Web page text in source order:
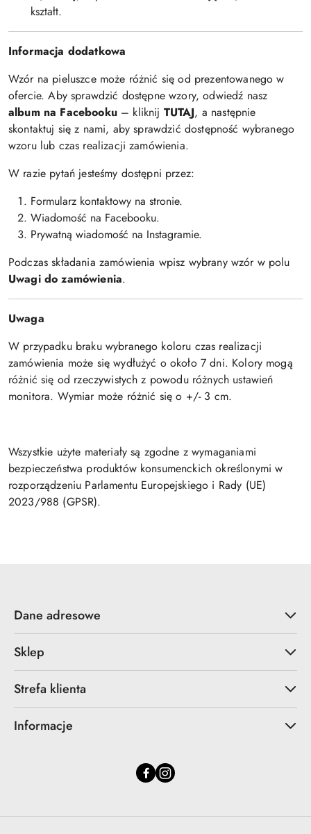
kształt.
Informacja dodatkowa
Wzór na pieluszce może różnić się od prezentowanego w
ofercie. Aby sprawdzić dostępne wzory, odwiedź nasz
album na Facebooku– kliknij TUTAJ, a następnie
skontaktuj się z nami, aby sprawdzić dostępność wybranego
wzoru lub czas realizacji zamówienia.
W razie pytań jesteśmy dostępni przez:
Formularz kontaktowy na stronie.
Wiadomość na Facebooku.
Prywatną wiadomość na Instagramie.
Podczas składania zamówienia wpisz wybrany wzór w polu
Uwagi do zamówienia.
Uwaga
W przypadku braku wybranego koloru czas realizacji
zamówienia może się wydłużyć o około 7 dni. Kolory mogą
różnić się od rzeczywistych z powodu różnych ustawień
monitora. Wymiar może różnić się o +/- 3 cm.
Wszystkie użyte materiały są zgodne z wymaganiami
bezpieczeństwa produktów konsumenckich określonymi w
rozporządzeniu Parlamentu Europejskiego i Rady (UE)
2023/988 (GPSR).
Dane adresowe
Sklep
Strefa klienta
Informacje